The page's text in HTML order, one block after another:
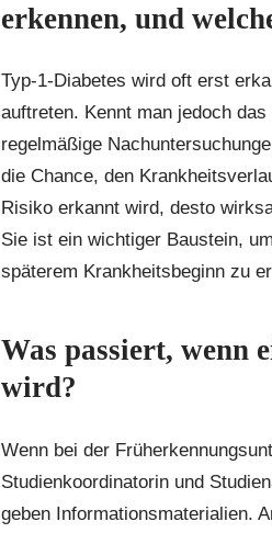
erkennen, und
Typ-1-Diabetes wird oft erst
auftreten. Kennt man jedoch
regelmäßige
die Chance, den
Risiko erkannt wird, desto
Sie ist ein wichtiger Baustein,
späterem Krankheitsbeginn zu
Was passiert, wenn
wird?
Wenn bei der
Studienkoordinatorin und
geben Informationsmaterialien.